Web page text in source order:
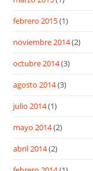
febrero 2015(1)
noviembre 2014(2)
octubre 2014(3)
agosto 2014(3)
julio 2014(1)
mayo 2014(2)
abril 2014(2)